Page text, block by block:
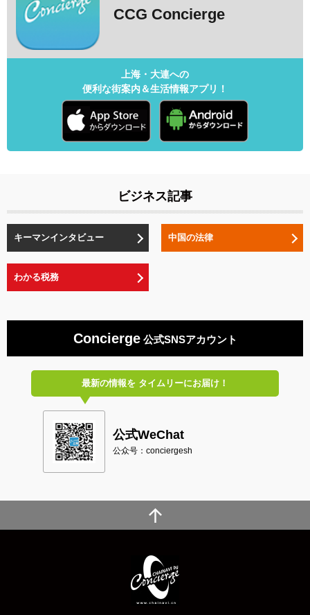
CCG Concierge
上海・大連への
便利な街案内＆生活情報アプリ！
ビジネス記事
キーマンインタビュー 中国の法律
わかる税務
Concierge公式SNSアカウント
最新の情報をタイムリーにお届け！
公式WeChat
公众号：conciergesh